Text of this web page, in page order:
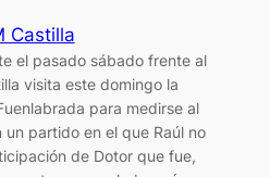
Castilla
el pasado sábado frente al
visita este domingo la
para medirse al
partido en el que Raúl no
de Dotor que fue,